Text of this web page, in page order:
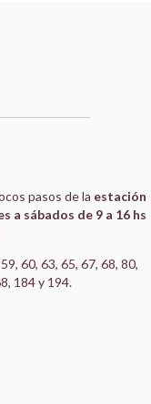
pasos de la estación
a sábados de 9 a 16 hs
60, 63, 65, 67, 68, 80,
184 y 194.